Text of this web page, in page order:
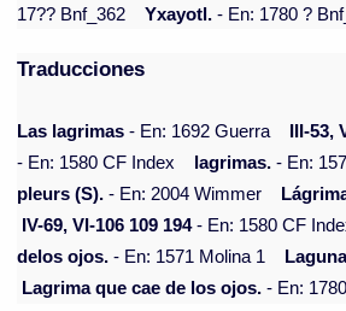
17?? Bnf_362
Yxayotl. - En: 1780 ?
Traducciones
Las lagrimas - En: 1692 Guerra
III-
- En: 1580 CF Index
lagrimas. - En:
pleurs (S). - En: 2004 Wimmer
IV-69, VI-106 109 194- En: 1580 CF
delos ojos. - En: 1571 Molina 1
Lagrima que cae de los ojos. - En: